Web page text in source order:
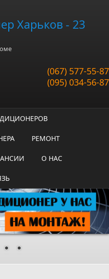
Харьков - 23
(067) 577-55-87
(095) 034-56-87
РЕМОНТ
О НАС